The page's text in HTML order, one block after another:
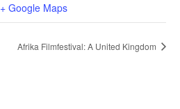
+ Google Maps
Afrika Filmfestival: A United Kingdom